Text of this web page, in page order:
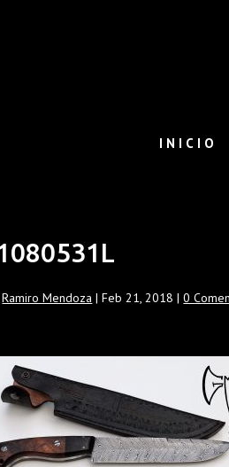
INICIO
Ramiro Mendoza |Feb 21, 2018 |0